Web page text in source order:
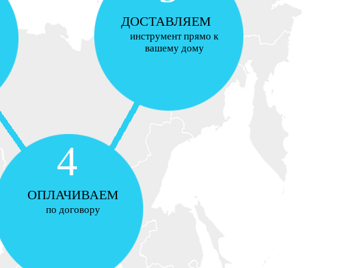
ДОСТАВЛЯЕМ
инструмент прямо к
вашему дому
4
ОПЛАЧИВАЕМ
по договору